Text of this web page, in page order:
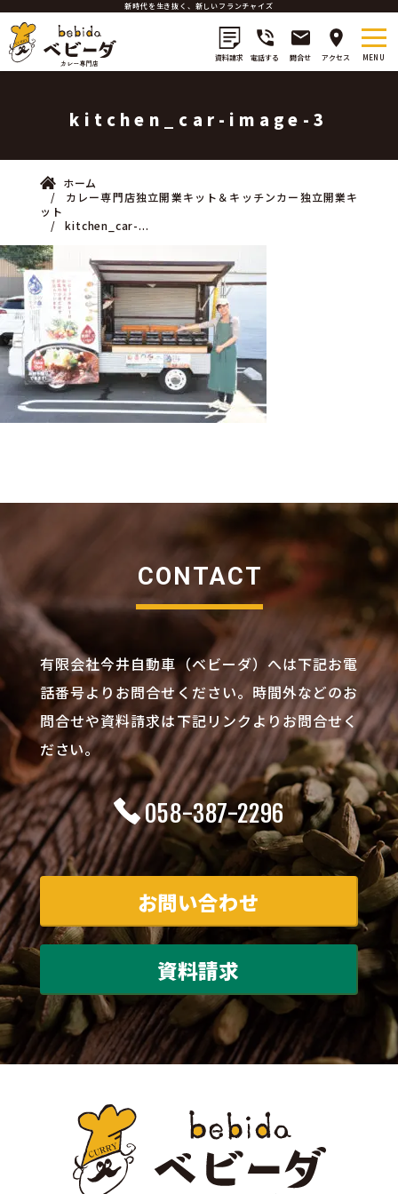
新時代を生き抜く、新しいフランチャイズ
資料請求 電話する 問合せ アクセス
kitchen_car-image-3
ホーム
カレー専門店独立開業キット＆キッチンカー独立開業キ
ット
kitchen_car-...
CONTACT
有限会社今井自動車（ベビーダ）へは下記お電
話番号よりお問合せください。 時間外などのお
問合せや資料請求は下記リンクよりお問合せく
ださい。
058-387-2296
お問い合わせ
資料請求